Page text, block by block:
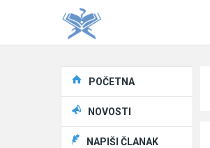
Explore
POČETNA
NOVOSTI
NAPIŠI ČLANAK